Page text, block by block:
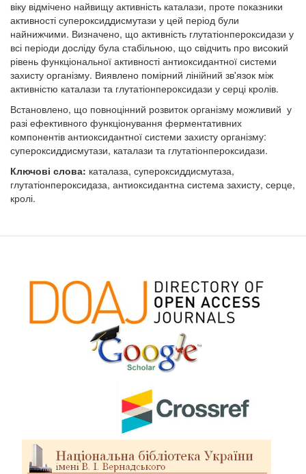
віку відмічено найвищу активність каталази, проте показники
активності супероксиддисмутази у цей період були
найнижчими. Визначено, що активність глутатіонпероксидази у
всі періоди досліду була стабільною, що свідчить про високий
рівень функціональної активності антиоксидантної системи
захисту організму. Виявлено помірний лінійний зв'язок між
активністю каталази та глутатіонпероксидази у серці кролів.
Встановлено, що повноцінний розвиток організму можливий у
разі ефективного функціонування ферментативних
компонентів антиоксидантної системи захисту організму:
супероксиддисмутази, каталази та глутатіонпероксидази.
Ключові слова: каталаза, супероксиддисмутаза,
глутатіонпероксидаза, антиоксидантна система захисту, серце,
кролі.